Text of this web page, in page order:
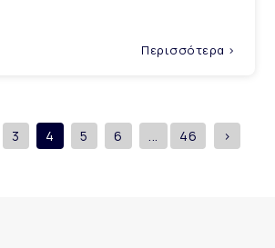
Περισσότερα >
3 4 5 6 ... 46 >